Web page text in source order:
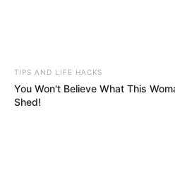
TIPS AND LIFE HACKS
You Won't Believe What This
Shed!